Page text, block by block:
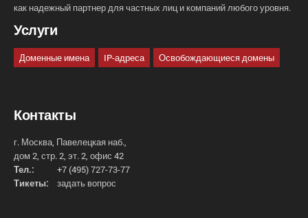
как надежный партнер для частных лиц и компаний любого уровня.
Услуги
Доменные имена IP-адреса Освобождающиеся домены
Контакты
г. Москва, Павелецкая наб.,
дом 2, стр. 2, эт. 2, офис 42
Тел.:
+7 (495) 727-73-77
Тикеты:
задать вопрос